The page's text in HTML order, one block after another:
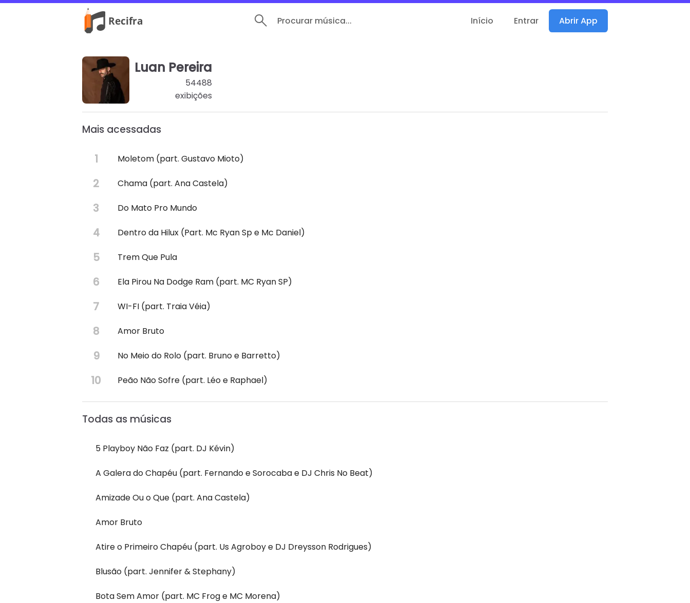
Procurar música... Início Entrar Abrir App
Luan Pereira
54488
exibições
Mais acessadas
Moletom (part. Gustavo Mioto)
Chama (part. Ana Castela)
Do Mato Pro Mundo
Dentro da Hilux (Part. Mc Ryan Sp e Mc Daniel)
Trem Que Pula
Ela Pirou Na Dodge Ram (part. MC Ryan SP)
WI-FI (part. Traia Véia)
Amor Bruto
No Meio do Rolo (part. Bruno e Barretto)
Peão Não Sofre (part. Léo e Raphael)
Todas as músicas
5 Playboy Não Faz (part. DJ Kévin)
A Galera do Chapéu (part. Fernando e Sorocaba e DJ Chris No Beat)
Amizade Ou o Que (part. Ana Castela)
Amor Bruto
Atire o Primeiro Chapéu (part. Us Agroboy e DJ Dreysson Rodrigues)
Blusão (part. Jennifer & Stephany)
Bota Sem Amor (part. MC Frog e MC Morena)